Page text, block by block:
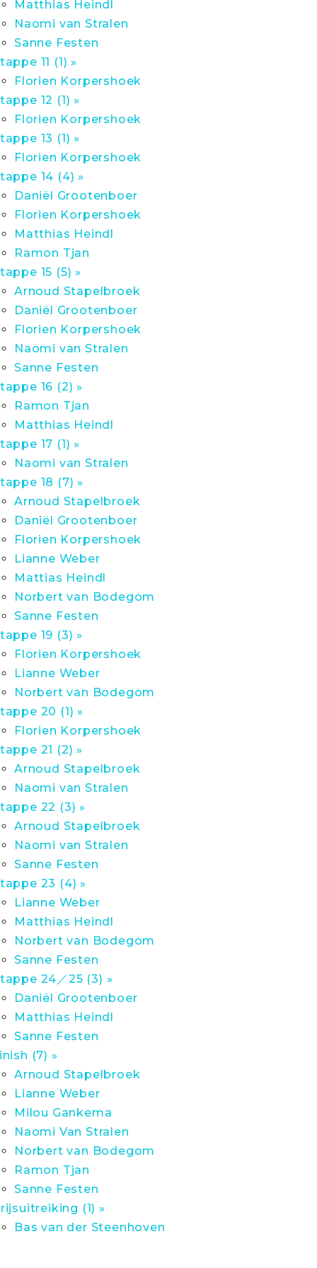
Matthias Heindl
Naomi van Stralen
Sanne Festen
11 (1) »
Florien Korpershoek
12 (1) »
Florien Korpershoek
13 (1) »
Florien Korpershoek
14 (4) »
Daniël Grootenboer
Florien Korpershoek
Matthias Heindl
Ramon Tjan
15 (5) »
Arnoud Stapelbroek
Daniël Grootenboer
Florien Korpershoek
Naomi van Stralen
Sanne Festen
16 (2) »
Ramon Tjan
Matthias Heindl
17 (1) »
Naomi van Stralen
18 (7) »
Arnoud Stapelbroek
Daniël Grootenboer
Florien Korpershoek
Lianne Weber
Mattias Heindl
Norbert van Bodegom
Sanne Festen
19 (3) »
Florien Korpershoek
Lianne Weber
Norbert van Bodegom
20 (1) »
Florien Korpershoek
21 (2) »
Arnoud Stapelbroek
Naomi van Stralen
22 (3) »
Arnoud Stapelbroek
Naomi van Stralen
Sanne Festen
23 (4) »
Lianne Weber
Matthias Heindl
Norbert van Bodegom
Sanne Festen
24／25 (3) »
Daniël Grootenboer
Matthias Heindl
Sanne Festen
(7) »
Arnoud Stapelbroek
Lianne Weber
Milou Gankema
Naomi Van Stralen
Norbert van Bodegom
Ramon Tjan
Sanne Festen
(1) »
Bas van der Steenhoven